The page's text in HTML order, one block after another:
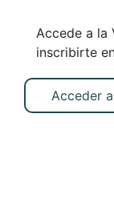
Accede a la
inscribirte
Acceder